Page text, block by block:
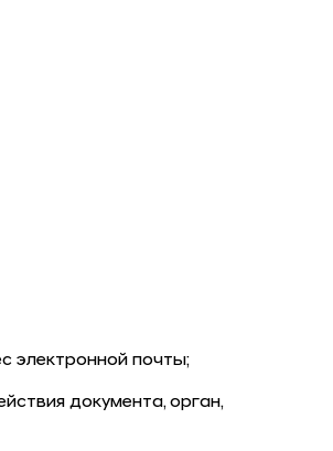
электронной почты;
документа, орган,